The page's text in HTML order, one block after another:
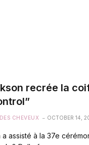
recrée la
CHEVEUX OCTOBER 14,
assisté à la 37e